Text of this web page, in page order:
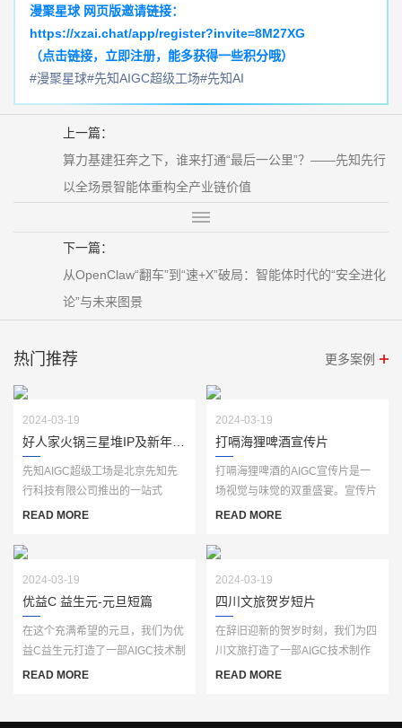
漫聚星球 网页版邀请链接：
https://xzai.chat/app/register?invite=8M27XG
（点击链接，立即注册，能多获得一些积分哦）
#漫聚星球#先知AIGC超级工场#先知AI
上一篇：
算力基建狂奔之下，谁来打通“最后一公里”？——先知先行
以全场景智能体重构全产业链价值
下一篇：
从OpenClaw“翻车”到“速+X”破局：智能体时代的“安全进化
论”与未来图景
热门推荐 更多案例
2024-03-19
先知AIGC超级工场是北京先知先
行科技有限公司推出的一站式
AIGC生产服务平台，基于自主研
READ MORE
2024-03-19
打嗝海狸啤酒宣传片
打嗝海狸啤酒的AIGC宣传片是一
场视觉与味觉的双重盛宴。宣传片
以独特的创意和精美的画面，生动
READ MORE
2024-03-19
优益C 益生元-元旦短篇
在这个充满希望的元旦，我们为优
益C益生元打造了一部AIGC技术制
作的短篇宣传片。通过人工智能生
READ MORE
2024-03-19
四川文旅贺岁短片
在辞旧迎新的贺岁时刻，我们为四
川文旅打造了一部AIGC技术制作
的贺岁宣传片。这部宣传片以
READ MORE